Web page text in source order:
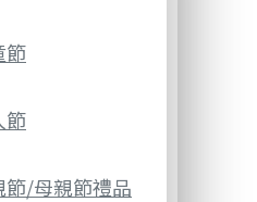
節
節
節/母親節禮品